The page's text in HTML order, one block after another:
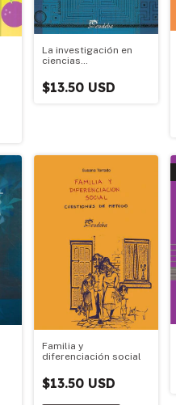
La investigación en
ciencias
$13.50 USD
Familia y
diferenciación social
$13.50 USD